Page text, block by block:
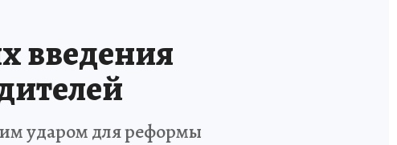
введения
ударом для реформы